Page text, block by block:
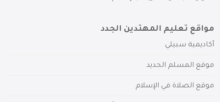
مواقع تعليم المهتدين الجدد
أكاديمية سبيلي
موقع المسلم الجديد
موقع الصلاة في الإسلام